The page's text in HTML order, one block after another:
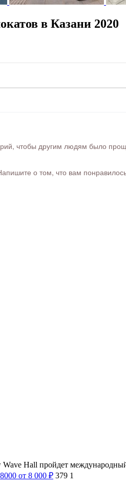
в Казани 2020
чтобы другим людям было
о том, что вам
Wave Hall пройдет
8000 от 8 000 ₽ 379 1